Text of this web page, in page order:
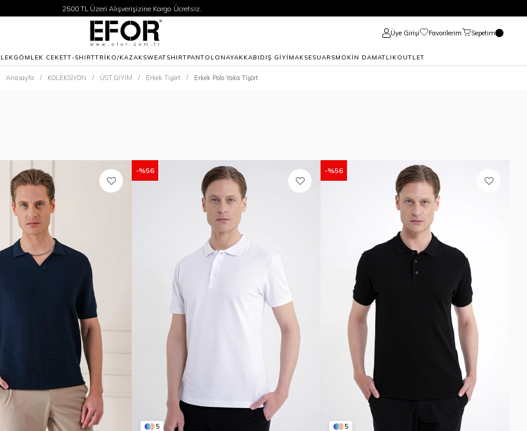
2500 TL Üzeri Alışverişizine Kargo Ücretsiz.
Siparişleriniz 1-3 iş günü içerisinde kargoya verilecektir.
2500 TL Üzeri Alışverişizine Kargo Ücretsiz.
Siparişleriniz 1-3 iş günü içerisinde kargoya verilecektir.
Üye Girişi Favorilerim Sepetim
GÖMLEK CEKETT-SHIRTTRİKO/KAZAKSWEATSHIRTPANTOLONAYAKKABI DIŞ GİYİMAKSESUAR SMOKİN DAMATLIKOUTLET
Anasayfa KOLEKSİYON ÜST GİYİM Erkek Tişört Erkek Polo Yaka Tişört
5
%56
5
%56